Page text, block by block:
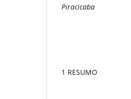
Piracicaba
1 RESUMO